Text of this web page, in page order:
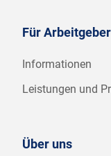
Für Arbeitgeber
Informationen
Leistungen und
Über uns